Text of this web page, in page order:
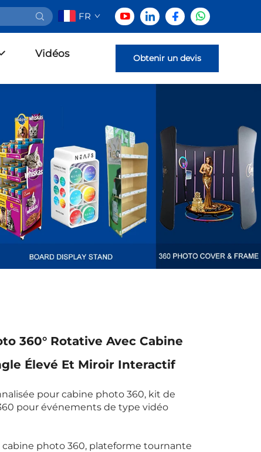
FR
Vidéos
Obtenir un devis
360° Rotative Avec Cabine
Élevé Et Miroir Interactif
pour cabine photo 360, kit de
pour événements de type vidéo
cabine photo 360, plateforme tournante